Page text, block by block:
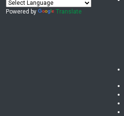
Powered by Translate